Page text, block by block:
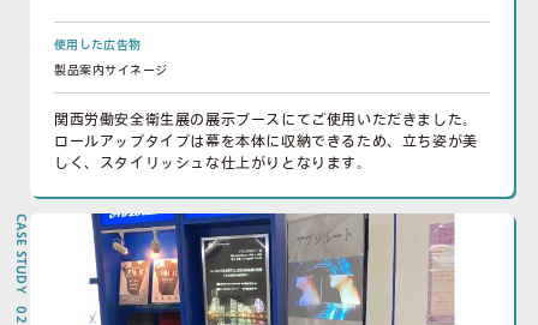
使用した広告物
製品案内サイネージ
関西労働安全衛生展の展示ブースにてご使用いただきました。
ロールアップタイプは幕を本体に収納できるため、立ち姿が美
しく、スタイリッシュな仕上がりとなります。
CASE STUDY 02